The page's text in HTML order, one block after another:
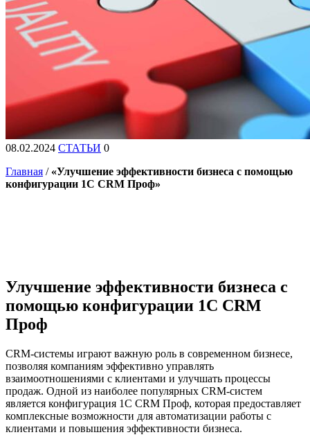
08.02.2024 СТАТЬИ 0
Главная / «Улучшение эффективности бизнеса с помощью
конфигурации 1C CRM Проф»
Улучшение эффективности бизнеса с
помощью конфигурации 1C CRM
Проф
CRM-системы играют важную роль в современном бизнесе,
позволяя компаниям эффективно управлять
взаимоотношениями с клиентами и улучшать процессы
продаж. Одной из наиболее популярных CRM-систем
является конфигурация 1C CRM Проф, которая предоставляет
комплексные возможности для автоматизации работы с
клиентами и повышения эффективности бизнеса.